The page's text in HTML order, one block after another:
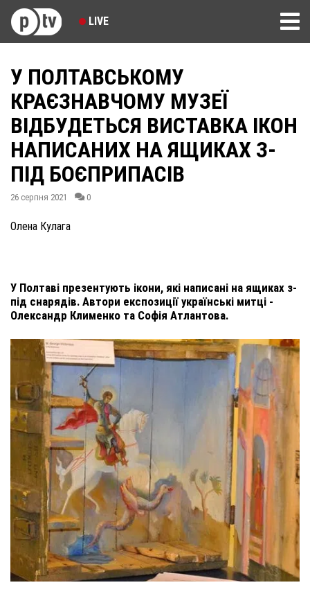
LIVE
У ПОЛТАВСЬКОМУ
КРАЄЗНАВЧОМУ МУЗЕЇ
ВІДБУДЕТЬСЯ ВИСТАВКА ІКОН
НАПИСАНИХ НА ЯЩИКАХ З-
ПІД БОЄПРИПАСІВ
26 серпня 2021 0
Олена Кулага
У Полтаві презентують ікони, які написані на ящиках з-
під снарядів. Автори експозиції українські митці -
Олександр Клименко та Софія Атлантова.